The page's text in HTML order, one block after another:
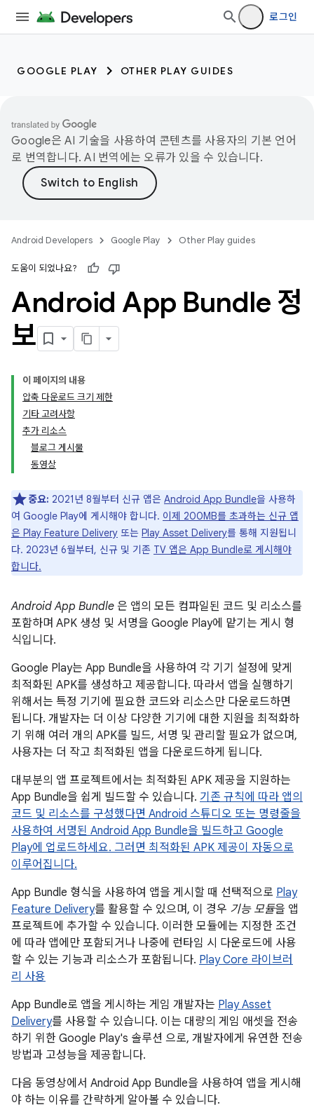
로그인
GOOGLE PLAY OTHER PLAY GUIDES
Google은 AI 기술을 사용하여 콘텐츠를 사용자의 기본 언어
로 번역합니다. AI 번역에는 오류가 있을 수 있습니다.
Android Developers Google Play Other Play guides
도움이 되었나요?
Android App Bundle 정
보
이 페이지의 내용
압축 다운로드 크기 제한
기타 고려사항
추가 리소스
블로그 게시물
동영상
중요: 2021년 8월부터 신규 앱은 Android App Bundle을 사용하
여 Google Play에 게시해야 합니다. 이제 200MB를 초과하는 신규 앱
은 Play Feature Delivery 또는 Play Asset Delivery를 통해 지원됩니
다. 2023년 6월부터, 신규 및 기존 TV 앱은 App Bundle로 게시해야
합니다.
Android App Bundle 은 앱의 모든 컴파일된 코드 및 리소스를
포함하며 APK 생성 및 서명을 Google Play에 맡기는 게시 형
식입니다.
Google Play는 App Bundle을 사용하여 각 기기 설정에 맞게
최적화된 APK를 생성하고 제공합니다. 따라서 앱을 실행하기
위해서는 특정 기기에 필요한 코드와 리소스만 다운로드하면
됩니다. 개발자는 더 이상 다양한 기기에 대한 지원을 최적화하
기 위해 여러 개의 APK를 빌드, 서명 및 관리할 필요가 없으며,
사용자는 더 작고 최적화된 앱을 다운로드하게 됩니다.
대부분의 앱 프로젝트에서는 최적화된 APK 제공을 지원하는
App Bundle을 쉽게 빌드할 수 있습니다. 기존 규칙에 따라 앱의
코드 및 리소스를 구성했다면 Android 스튜디오 또는 명령줄을
사용하여 서명된 Android App Bundle을 빌드하고 Google
Play에 업로드하세요. 그러면 최적화된 APK 제공이 자동으로
이루어집니다.
App Bundle 형식을 사용하여 앱을 게시할 때 선택적으로 Play
Feature Delivery를 활용할 수 있으며, 이 경우 기능 모듈을 앱
프로젝트에 추가할 수 있습니다. 이러한 모듈에는 지정한 조건
에 따라 앱에만 포함되거나 나중에 런타임 시 다운로드에 사용
할 수 있는 기능과 리소스가 포함됩니다. Play Core 라이브러
리 사용
App Bundle로 앱을 게시하는 게임 개발자는 Play Asset
Delivery를 사용할 수 있습니다. 이는 대량의 게임 애셋을 전송
하기 위한 Google Play's 솔루션 으로, 개발자에게 유연한 전송
방법과 고성능을 제공합니다.
다음 동영상에서 Android App Bundle을 사용하여 앱을 게시해
야 하는 이유를 간략하게 알아볼 수 있습니다.